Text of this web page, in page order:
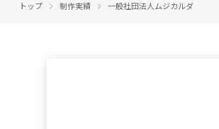
トップ keyboard_arrow_right 制作実績 keyboard_arrow_right 一般社団法人ムジカルダ